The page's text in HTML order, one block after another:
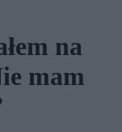
na
mam